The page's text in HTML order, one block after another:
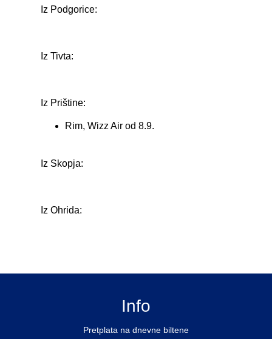
Iz Podgorice:
Iz Tivta:
Iz Prištine:
Rim, Wizz Air od 8.9.
Iz Skopja:
Iz Ohrida:
Info
Pretplata na dnevne biltene